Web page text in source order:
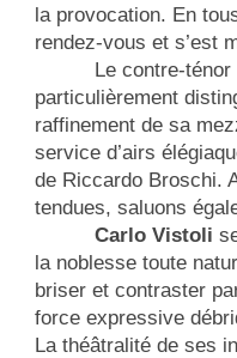
la provocation. En
rendez-vous et s’est
Le contre-ténor
particulièrement
raffinement de sa
service d’airs
de Riccardo Broschi.
tendues, saluons
Carlo Vistoli
la noblesse toute
briser et contraster
force expressive
La théâtralité de ses